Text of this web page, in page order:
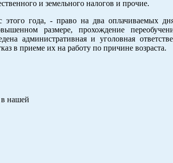
и земельного налогов и прочие.
года, - право на два оплачиваемых
размере, прохождение
административная и уголовная
в приеме их на работу по причине возраста.
в нашей